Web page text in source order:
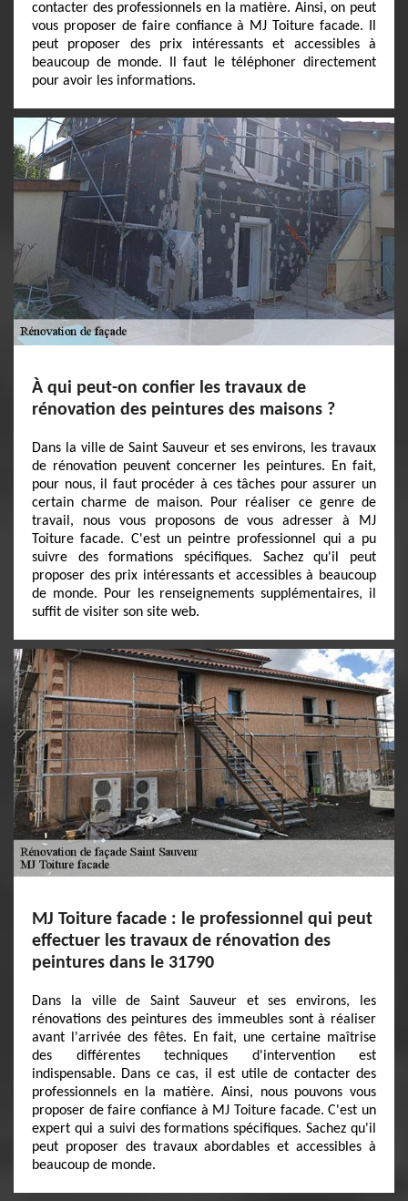
contacter des professionnels en la matière. Ainsi, on peut
vous proposer de faire confiance à MJ Toiture facade. Il
peut proposer des prix intéressants et accessibles à
beaucoup de monde. Il faut le téléphoner directement
pour avoir les informations.
À qui peut-on confier les travaux de
rénovation des peintures des maisons ?
Dans la ville de Saint Sauveur et ses environs, les travaux
de rénovation peuvent concerner les peintures. En fait,
pour nous, il faut procéder à ces tâches pour assurer un
certain charme de maison. Pour réaliser ce genre de
travail, nous vous proposons de vous adresser à MJ
Toiture facade. C'est un peintre professionnel qui a pu
suivre des formations spécifiques. Sachez qu'il peut
proposer des prix intéressants et accessibles à beaucoup
de monde. Pour les renseignements supplémentaires, il
suffit de visiter son site web.
MJ Toiture facade : le professionnel qui peut
effectuer les travaux de rénovation des
peintures dans le 31790
Dans la ville de Saint Sauveur et ses environs, les
rénovations des peintures des immeubles sont à réaliser
avant l'arrivée des fêtes. En fait, une certaine maîtrise
des différentes techniques d'intervention est
indispensable. Dans ce cas, il est utile de contacter des
professionnels en la matière. Ainsi, nous pouvons vous
proposer de faire confiance à MJ Toiture facade. C'est un
expert qui a suivi des formations spécifiques. Sachez qu'il
peut proposer des travaux abordables et accessibles à
beaucoup de monde.